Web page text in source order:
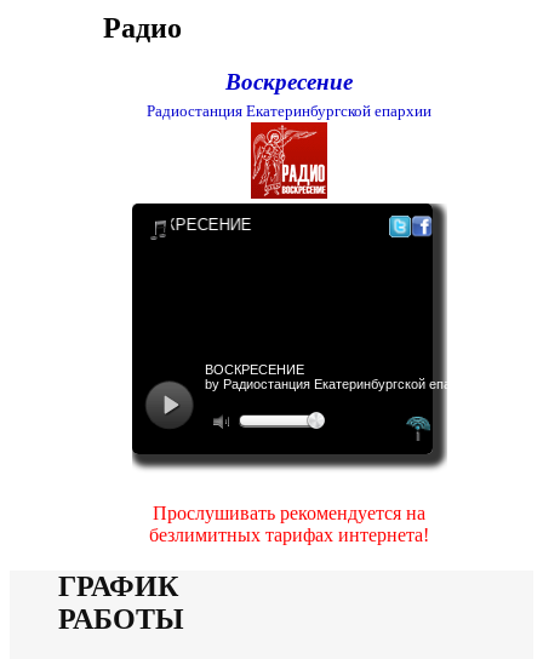
Радио
Воскресение
Радиостанция Екатеринбургской епархии
Прослушивать рекомендуется на
безлимитных тарифах интернета!
ГРАФИК
РАБОТЫ